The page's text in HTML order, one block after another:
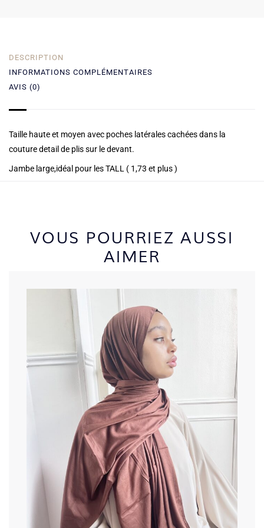
DESCRIPTION
INFORMATIONS COMPLÉMENTAIRES
AVIS (0)
Taille haute et moyen avec poches latérales cachées dans la
couture detail de plis sur le devant.
Jambe large,idéal pour les TALL ( 1,73 et plus )
VOUS POURRIEZ AUSSI
AIMER